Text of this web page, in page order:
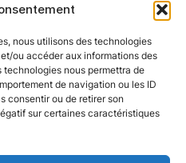
nous utilisons des technologies
ou accéder aux informations des
nous permettra de
de navigation ou les ID
consentir ou de retirer son
sur certaines caractéristiques
d’une intelligence artificielle et